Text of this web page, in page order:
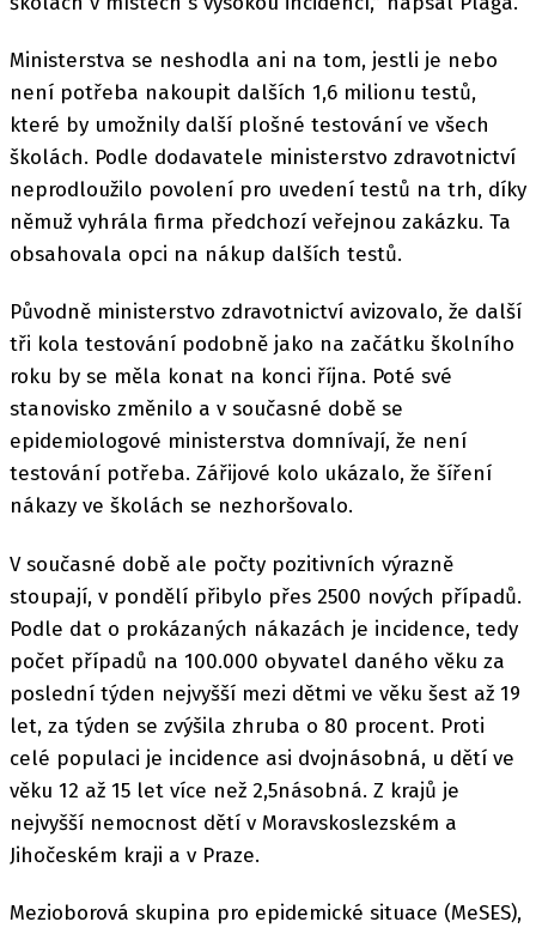
Ministerstva se neshodla ani na tom, jestli je nebo
není potřeba nakoupit dalších 1,6 milionu testů,
které by umožnily další plošné testování ve všech
školách. Podle dodavatele ministerstvo zdravotnictví
neprodloužilo povolení pro uvedení testů na trh, díky
němuž vyhrála firma předchozí veřejnou zakázku. Ta
obsahovala opci na nákup dalších testů.
Původně ministerstvo zdravotnictví avizovalo, že další
tři kola testování podobně jako na začátku školního
roku by se měla konat na konci října. Poté své
stanovisko změnilo a v současné době se
epidemiologové ministerstva domnívají, že není
testování potřeba. Zářijové kolo ukázalo, že šíření
nákazy ve školách se nezhoršovalo.
V současné době ale počty pozitivních výrazně
stoupají, v pondělí přibylo přes 2500 nových případů.
Podle dat o prokázaných nákazách je incidence, tedy
počet případů na 100.000 obyvatel daného věku za
poslední týden nejvyšší mezi dětmi ve věku šest až 19
let, za týden se zvýšila zhruba o 80 procent. Proti
celé populaci je incidence asi dvojnásobná, u dětí ve
věku 12 až 15 let více než 2,5násobná. Z krajů je
nejvyšší nemocnost dětí v Moravskoslezském a
Jihočeském kraji a v Praze.
Mezioborová skupina pro epidemické situace (MeSES),